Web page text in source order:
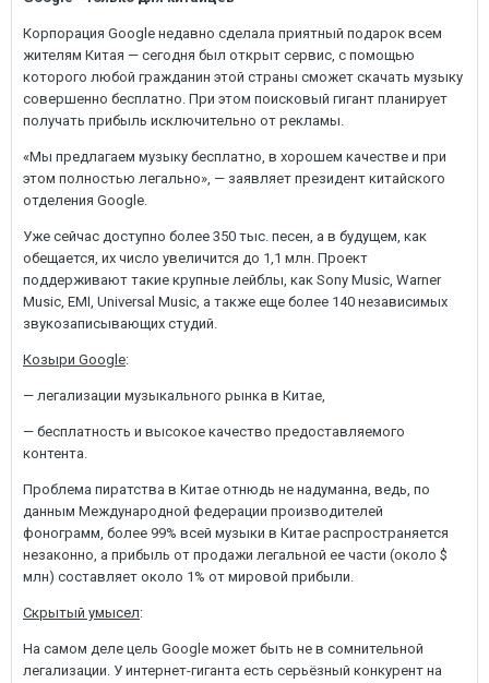
Корпорация Google недавно сделала приятный подарок всем
жителям Китая — сегодня был открыт сервис, с помощью
которого любой гражданин этой страны сможет скачать музыку
совершенно бесплатно. При этом поисковый гигант планирует
получать прибыль исключительно от рекламы.
«Мы предлагаем музыку бесплатно, в хорошем качестве и при
этом полностью легально», — заявляет президент китайского
отделения Google.
Уже сейчас доступно более 350 тыс. песен, а в будущем, как
обещается, их число увеличится до 1,1 млн. Проект
поддерживают такие крупные лейблы, как Sony Music, Warner
Music, EMI, Universal Music, а также еще более 140 независимых
звукозаписывающих студий.
Козыри Google:
— легализации музыкального рынка в Китае,
— бесплатность и высокое качество предоставляемого
контента.
Проблема пиратства в Китае отнюдь не надуманна, ведь, по
данным Международной федерации производителей
фонограмм, более 99% всей музыки в Китае распространяется
незаконно, а прибыль от продажи легальной ее части (около $
млн) составляет около 1% от мировой прибыли.
Скрытый умысел:
На самом деле цель Google может быть не в сомнительной
легализации. У интернет-гиганта есть серьёзный конкурент на